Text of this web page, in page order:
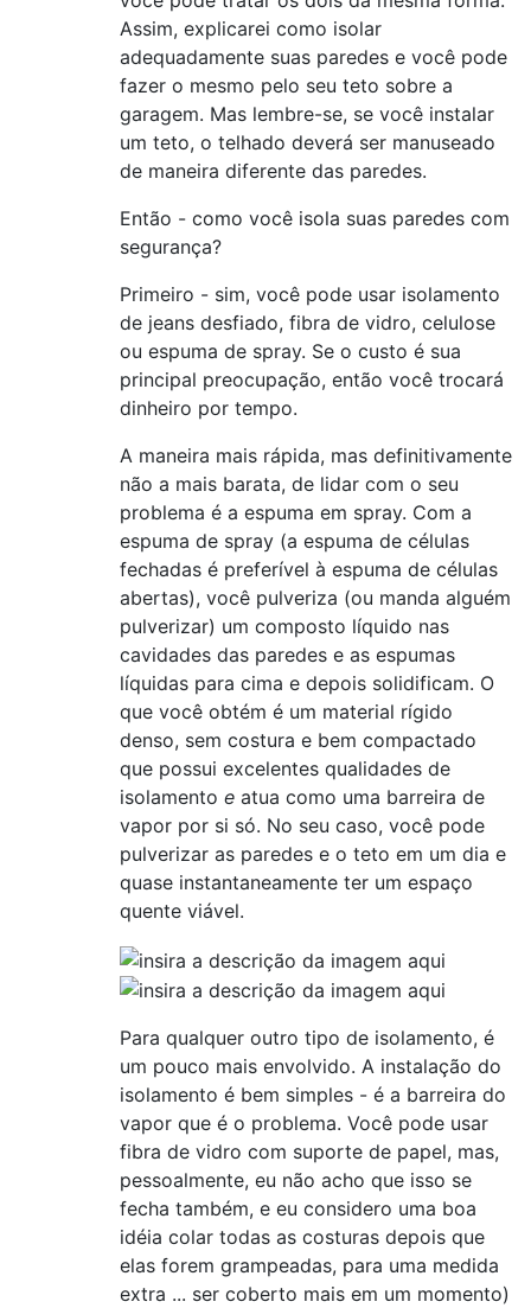
Assim, explicarei como isolar
adequadamente suas paredes e você pode
fazer o mesmo pelo seu teto sobre a
garagem. Mas lembre-se, se você instalar
um teto, o telhado deverá ser manuseado
de maneira diferente das paredes.
Então - como você isola suas paredes com
segurança?
Primeiro - sim, você pode usar isolamento
de jeans desfiado, fibra de vidro, celulose
ou espuma de spray. Se o custo é sua
principal preocupação, então você trocará
dinheiro por tempo.
A maneira mais rápida, mas definitivamente
não a mais barata, de lidar com o seu
problema é a espuma em spray. Com a
espuma de spray (a espuma de células
fechadas é preferível à espuma de células
abertas), você pulveriza (ou manda alguém
pulverizar) um composto líquido nas
cavidades das paredes e as espumas
líquidas para cima e depois solidificam. O
que você obtém é um material rígido
denso, sem costura e bem compactado
que possui excelentes qualidades de
isolamento e atua como uma barreira de
vapor por si só. No seu caso, você pode
pulverizar as paredes e o teto em um dia e
quase instantaneamente ter um espaço
quente viável.
Para qualquer outro tipo de isolamento, é
um pouco mais envolvido. A instalação do
isolamento é bem simples - é a barreira do
vapor que é o problema. Você pode usar
fibra de vidro com suporte de papel, mas,
pessoalmente, eu não acho que isso se
fecha também, e eu considero uma boa
idéia colar todas as costuras depois que
elas forem grampeadas, para uma medida
extra ... ser coberto mais em um momento)